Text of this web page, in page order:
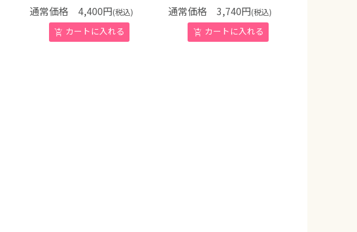
通常価格4,400円(税込) 通常価格 3,740円(税込)